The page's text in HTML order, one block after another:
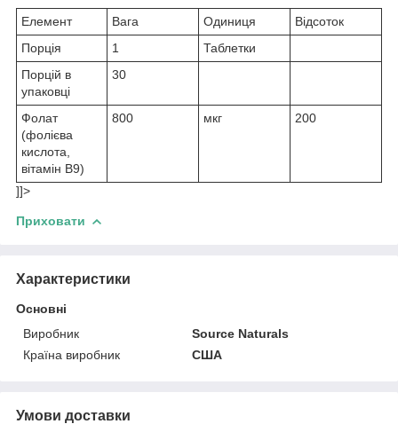
Елемент Вага Одиниця
Відсоток
Порція
1
Таблетки
Порцій в
упаковці
30
Фолат
(фолієва
кислота,
вітамін В9)
800 мкг 200
]]>
Приховати
Характеристики
Основні
Виробник
Source Naturals
Країна виробник
США
Умови доставки